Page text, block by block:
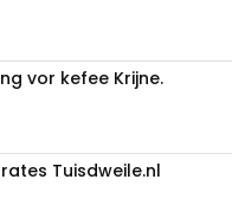
vor kefee Krijne.
Tuisdweile.nl